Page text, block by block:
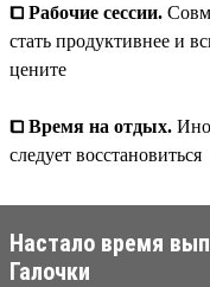
⧠ Рабочие сессии.
стать продуктивнее и
цените
⧠ Время на отдых.
следует восстановиться
Настало время
Галочки